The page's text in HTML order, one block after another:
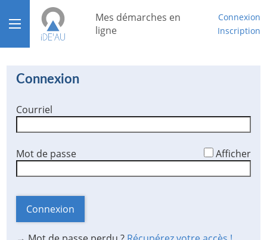
Mes démarches en
ligne
Connexion
Inscription
Ouvrir le menu
Connexion
Courriel
*
Mot de passe Afficher
Connexion